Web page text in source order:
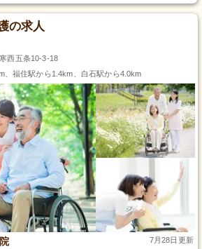
の求人
西五条10-3-18
、福住駅から1.4km、白石駅から4.0km
7月28日更新